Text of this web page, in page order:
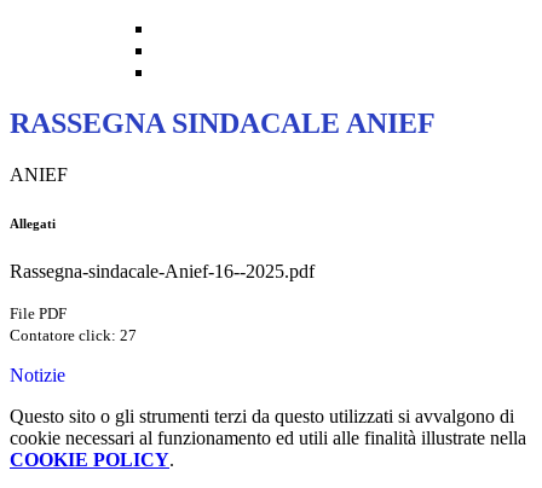
RASSEGNA SINDACALE ANIEF
ANIEF
Allegati
Rassegna-sindacale-Anief-16--2025.pdf
File PDF
Contatore click: 27
Notizie
Questo sito o gli strumenti terzi da questo utilizzati si avvalgono di
cookie necessari al funzionamento ed utili alle finalità illustrate nella
COOKIE POLICY.